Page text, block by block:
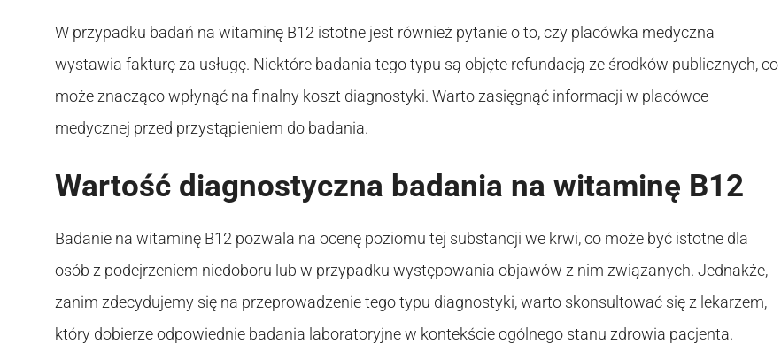
W przypadku badań na witaminę B12 istotne jest również pytanie o to, czy placówka medyczna
wystawia fakturę za usługę. Niektóre badania tego typu są objęte refundacją ze środków publicznych, co
może znacząco wpłynąć na finalny koszt diagnostyki. Warto zasięgnąć informacji w placówce
medycznej przed przystąpieniem do badania.
Wartość diagnostyczna badania na witaminę B12
Badanie na witaminę B12 pozwala na ocenę poziomu tej substancji we krwi, co może być istotne dla
osób z podejrzeniem niedoboru lub w przypadku występowania objawów z nim związanych. Jednakże,
zanim zdecydujemy się na przeprowadzenie tego typu diagnostyki, warto skonsultować się z lekarzem,
który dobierze odpowiednie badania laboratoryjne w kontekście ogólnego stanu zdrowia pacjenta.